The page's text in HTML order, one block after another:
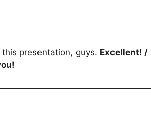
presentation, guys. Excellent! /